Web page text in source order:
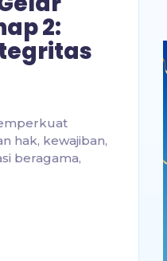
2:
hak, kewajiban,
beragama,